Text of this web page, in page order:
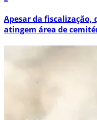
Apesar da
atingem área de